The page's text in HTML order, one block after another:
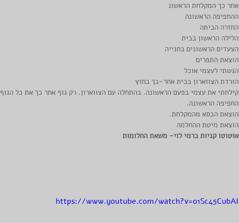
אחר כך המקלחת הראשונ
ההחפיפה הראשונה
החזרה הביתה
הלילה הראשון בבית
הצעדים הראשונים בחנייה
הוצאת התפרים
הגשתי לעצמי אוכל
הורדת הצווארון בבית אחר-כך בחוץ
קילחתי את עצמי בפעם הראשונה. בהתחלה עם הצווארון. רק גוף אחר כך את כל הגוף
החפיפה הראשונה.
הוצאת הכסא מהמקלחת.
הוצאת מיטת ההחלמה
אוטוטו קניות ברמי לוי- משאת החלומות
https://www.youtube.com/watch?v=o1Sc45CubAI